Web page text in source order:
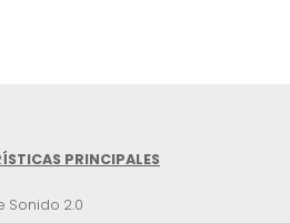
PRINCIPALES
Sonido 2.0